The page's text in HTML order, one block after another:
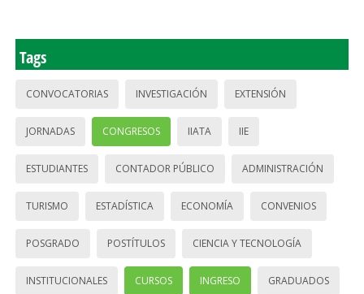
Tags
CONVOCATORIAS INVESTIGACIÓN EXTENSIÓN
JORNADAS CONGRESOS IIATA IIE
ESTUDIANTES CONTADOR PÚBLICO ADMINISTRACIÓN
TURISMO ESTADÍSTICA ECONOMÍA CONVENIOS
POSGRADO POSTÍTULOS CIENCIA Y TECNOLOGÍA
INSTITUCIONALES CURSOS INGRESO GRADUADOS